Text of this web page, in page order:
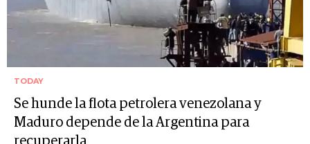
TODAY
Se hunde la flota petrolera venezolana y
Maduro depende de la Argentina para